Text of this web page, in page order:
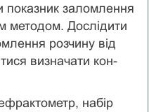
показник заломлення
методом. Дослідити
розчину від
визначати кон­
набір